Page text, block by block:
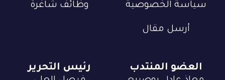
سياسة الخصوصية وظائف شاغرة
أرسل مقال
العضو المنتدب رئيس التحرير